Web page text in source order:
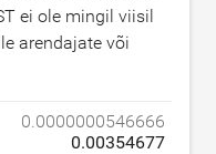
ei ole mingil viisil
arendajate või
0.0000000546666
0.00354677